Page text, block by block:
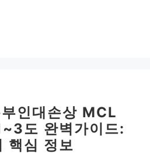
인대손상 MCL
도 완벽가이드:
핵심 정보